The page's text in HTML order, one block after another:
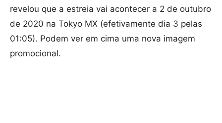
revelou que a estreia vai acontecer a 2 de outubro
de 2020 na Tokyo MX (efetivamente dia 3 pelas
01:05). Podem ver em cima uma nova imagem
promocional.